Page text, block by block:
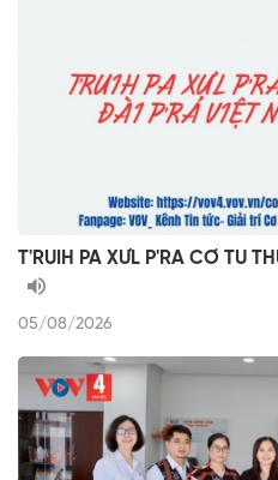
T'RUIH PA XƯL P'RA CƠ TU
05/08/2026